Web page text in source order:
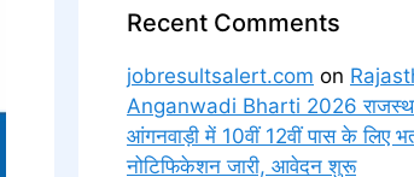
Recent Comments
jobresultsalert.com on
Anganwadi Bharti 2026
आंगनवाड़ी में 10वीं 12वीं पास के लिए
नोटिफिकेशन जारी, आवेदन शुरू